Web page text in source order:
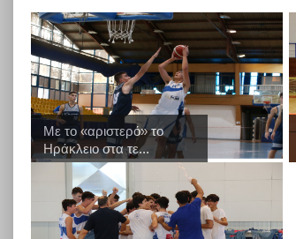
Με το «αριστερό» το
Ηράκλειο στα τε...